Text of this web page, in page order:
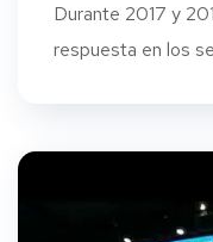
Durante 2017 y
respuesta en los